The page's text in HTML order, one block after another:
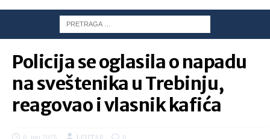
Policija se oglasila o napadu
na sveštenika u Trebinju,
reagovao i vlasnik kafića
6. jun 2025. LEUTAR 0